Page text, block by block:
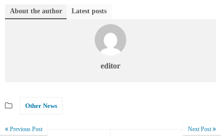
About the author Latest posts
editor
Other News
Previous Post Next Post